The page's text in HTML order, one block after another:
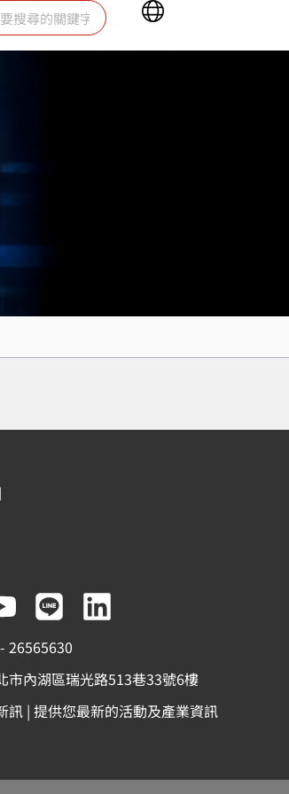
Main
Menu
Y
o
u
t
u
L
i
n
e
L
n
k
e
26565630
市內湖區瑞光路513巷33號6樓
訊 | 提供您最新的活動及產業資訊